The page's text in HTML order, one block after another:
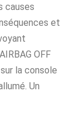
causes
et
OFF
la console
Un